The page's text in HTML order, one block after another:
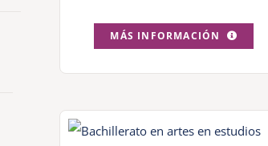
MÁS INFORMACIÓN